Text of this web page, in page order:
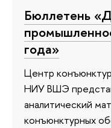
Бюллетень
года»
Центр
НИУ ВШЭ
аналитический
конъюнктурных